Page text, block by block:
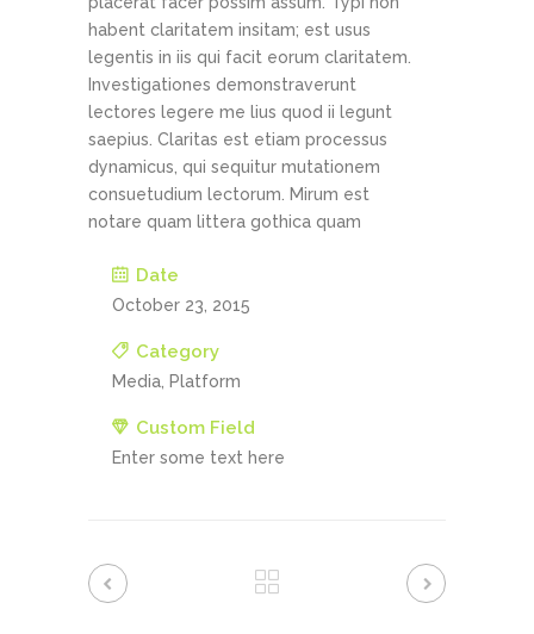
habent claritatem insitam; est usus
legentis in iis qui facit eorum claritatem.
Investigationes demonstraverunt
lectores legere me lius quod ii legunt
saepius. Claritas est etiam processus
dynamicus, qui sequitur mutationem
consuetudium lectorum. Mirum est
notare quam littera gothica quam
Date
October 23, 2015
Category
Media, Platform
Custom Field
Enter some text here